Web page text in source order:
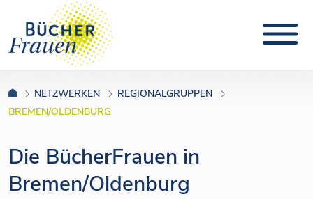
NETZWERKEN
REGIONALGRUPPEN
BREMEN/OLDENBURG
Die BücherFrauen in
Bremen/Oldenburg